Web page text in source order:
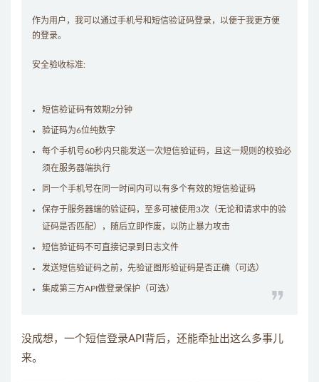
作为用户，我可以通过手机号和短信验证码登录，以便于我更方便
的登录。
安全验收标准:
短信验证码有效期2分钟
验证码为6位纯数字
每个手机号60秒内只能发送一次短信验证码，且这一规则的校验必
须在服务器端执行
同一个手机号在同一时间内可以有多个有效的短信验证码
保存于服务器端的验证码，至多可被使用3次（无论和请求中的验
证码是否匹配），随后立即作废，以防止暴力攻击
短信验证码不可直接记录到日志文件
发送短信验证码之前，先验证图形验证码是否正确（可选）
集成第三方API做登录保护（可选）
没成想，一个短信登录API背后，还能牵扯出这么多事儿
来。